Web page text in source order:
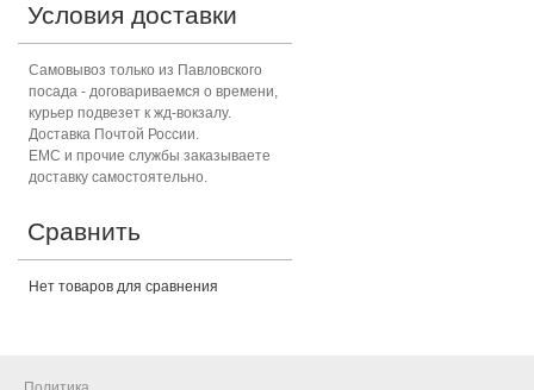
Условия доставки
Самовывоз только из Павловского
посада - договариваемся о времени,
курьер подвезет к жд-вокзалу.
Доставка Почтой России.
ЕМС и прочие службы заказываете
доставку самостоятельно.
Сравнить
Нет товаров для сравнения